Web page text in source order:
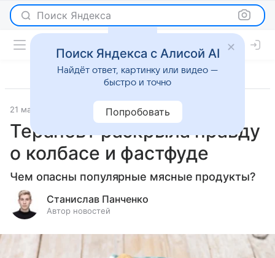
Поиск Яндекса
21 мая 2026 О важном
Терапевт раскрыла правду
о колбасе и фастфуде
Чем опасны популярные мясные продукты?
Станислав Панченко
Автор новостей
Поиск Яндекса с Алисой AI
Найдёт ответ, картинку или видео —
быстро и точно
Попробовать